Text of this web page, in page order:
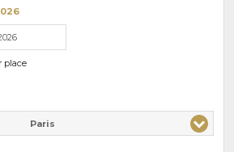
place
Paris